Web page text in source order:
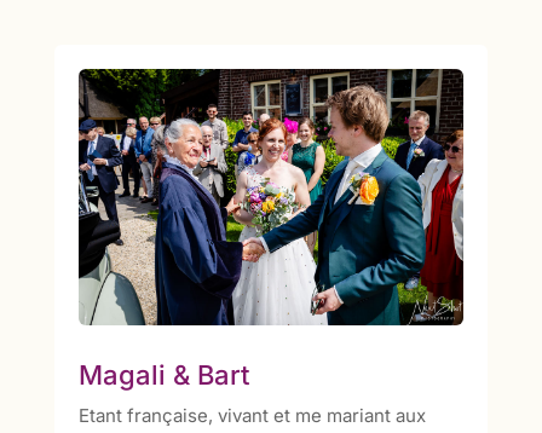
Magali & Bart
Etant française, vivant et me mariant aux